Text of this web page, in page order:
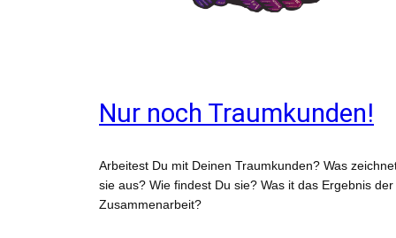
Nur noch Traumkunden!
Arbeitest Du mit Deinen Traumkunden? Was
sie aus? Wie findest Du sie? Was it das Ergebnis der
Zusammenarbeit?